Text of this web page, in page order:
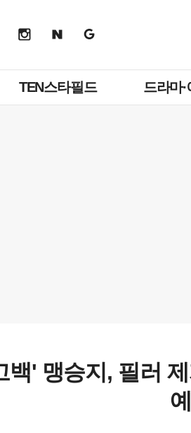
TEN스타필드 드라마
백' 맹승지, 필러